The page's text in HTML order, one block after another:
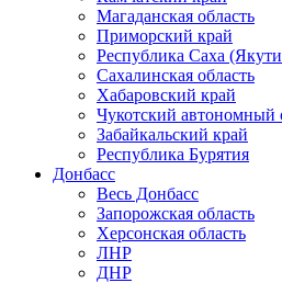
Магаданская область
Приморский край
Республика Саха
Сахалинская область
Хабаровский край
Чукотский автономный
Забайкальский край
Республика Бурятия
Донбасс
Весь Донбасс
Запорожская область
Херсонская область
ЛНР
ДНР